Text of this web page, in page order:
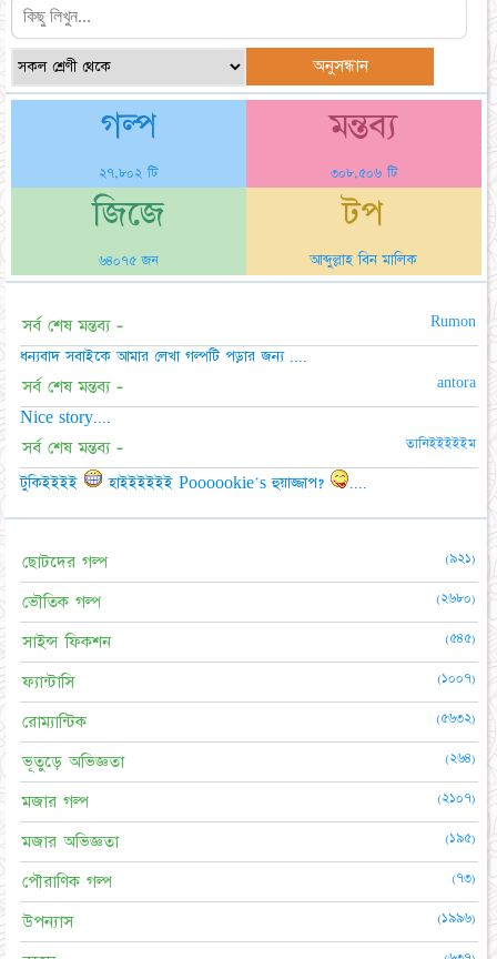
গল্প
২৭,৮০২ টি
মন্তব্য
৩০৮,৫০৬ টি
জিজে
৬৪০৭৫ জন
টপ
আব্দুল্লাহ বিন মালিক
সর্ব শেষ মন্তব্য - Rumon
ধন্যবাদ সবাইকে আমার লেখা গল্পটি পড়ার জন্য ....
সর্ব শেষ মন্তব্য - antora
Nice story....
সর্ব শেষ মন্তব্য - তানিইইইইইম
টুকিইইইই হাইইইইইই Poooookie's হুয়াজ্জাপ? ....
ছোটদের গল্প (৯২১)
ভৌতিক গল্প (২৬৮০)
সাইন্স ফিকশন (৫৪৫)
ফ্যান্টাসি (১০০৭)
রোম্যান্টিক (৫৬৩২)
ভূতুড়ে অভিজ্ঞতা (২৬৪)
মজার গল্প (২১০৭)
মজার অভিজ্ঞতা (১৯৫)
পৌরাণিক গল্প (৭৩)
উপন্যাস (১৯৯৬)